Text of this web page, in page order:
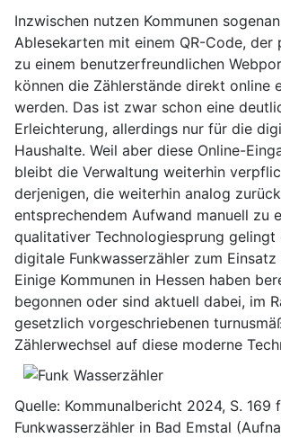
Inzwischen nutzen Kommunen
Ablesekarten mit einem QR-Code, der
zu einem benutzerfreundlichen
können die Zählerstände direkt online
werden. Das ist zwar schon eine
Erleichterung, allerdings nur für die
Haushalte. Weil aber diese Online-
bleibt die Verwaltung weiterhin
derjenigen, die weiterhin analog
entsprechendem Aufwand manuell zu
qualitativer Technologiesprung
digitale Funkwasserzähler zum Einsatz
Einige Kommunen in Hessen haben
begonnen oder sind aktuell dabei, im
gesetzlich vorgeschriebenen
Zählerwechsel auf diese moderne
Quelle: Kommunalbericht 2024, S. 169
Funkwasserzähler in Bad Emstal